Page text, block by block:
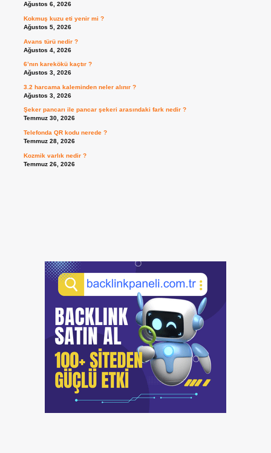
Ağustos 6, 2026
Kokmuş kuzu eti yenir mi ?
Ağustos 5, 2026
Avans türü nedir ?
Ağustos 4, 2026
6’nın karekökü kaçtır ?
Ağustos 3, 2026
3.2 harcama kaleminden neler alınır ?
Ağustos 3, 2026
Şeker pancarı ile pancar şekeri arasındaki fark nedir ?
Temmuz 30, 2026
Telefonda QR kodu nerede ?
Temmuz 28, 2026
Kozmik varlık nedir ?
Temmuz 26, 2026